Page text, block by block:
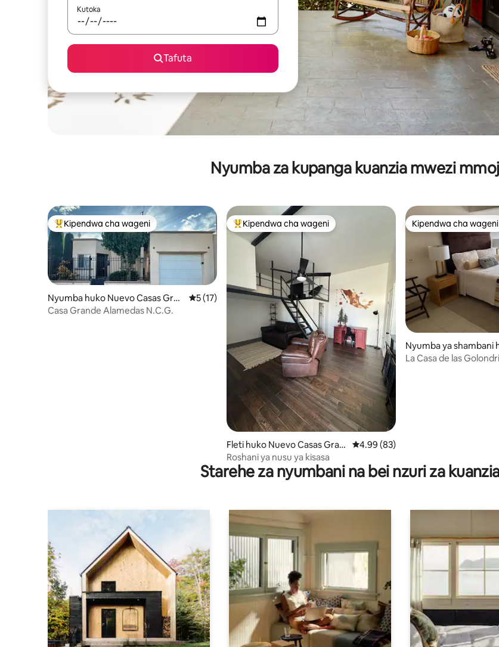
Kutoka
Tafuta
Nyumba za kupanga kuanzia mwezi
Kipendwa maarufu cha wageni
Kipendwa cha wageni
Nyumba huko Nuevo Casas Gran
des
Ukadiriaji wa wastani wa 5 kati ya 5, tathmini 17
5 (17)
Casa Grande Alamedas N.C.G.
Kipendwa maarufu cha wageni
Kipendwa cha wageni
Fleti huko Nuevo Casas Gran
des
Ukadiriaji wa wastani wa 4.99 kati ya
4.99 (83)
Roshani ya nusu ya kisasa
Kipendwa cha wageni
Kipendwa cha wageni
Nyumba ya shambani
uevo Casas Grandes
La Casa de las
Starehe za nyumbani na bei nzuri za